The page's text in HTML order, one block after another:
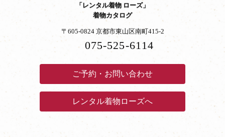
「レンタル着物 ローズ」
着物カタログ
〒605-0824 京都市東山区南町415-2
075-525-6114
ご予約・お問い合わせ
レンタル着物ローズへ